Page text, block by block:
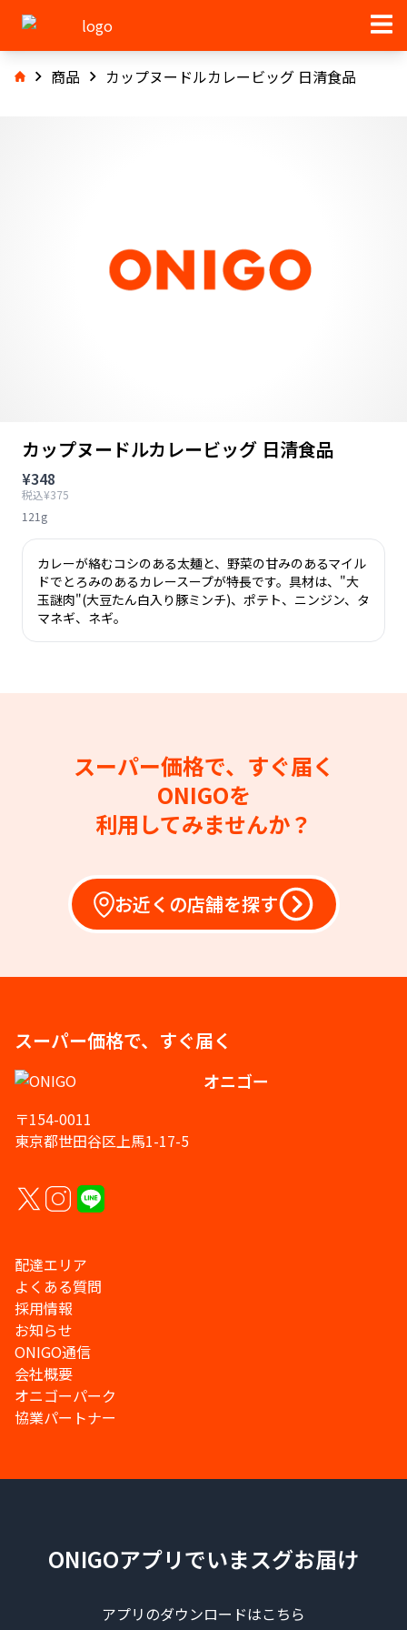
商品 カップヌードルカレービッグ 日清食品
カップヌードルカレービッグ 日清食品
¥348
税込¥375
121g
カレーが絡むコシのある太麺と、野菜の甘みのあるマイル
ドでとろみのあるカレースープが特長です。具材は、"大
玉謎肉"(大豆たん白入り豚ミンチ)、ポテト、ニンジン、タ
マネギ、ネギ。
スーパー価格で、すぐ届く
ONIGOを
利用してみませんか？
お近くの店舗を探す
スーパー価格で、すぐ届く
オニゴー
〒154-0011
東京都世田谷区上馬1-17-5
配達エリア
よくある質問
採用情報
お知らせ
ONIGO通信
会社概要
オニゴーパーク
協業パートナー
ONIGOアプリでいまスグお届け
アプリのダウンロードはこちら